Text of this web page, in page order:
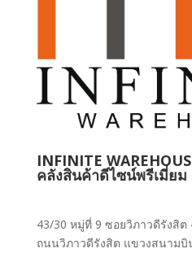
INFINITE
คลังสินค้าดีไซน์พรีเมี่ย
43/30 หมู่ที่ 9 ซอยวิภาวดีรังสิต
ถนนวิภาวดีรังสิต แขวงสนามบิ